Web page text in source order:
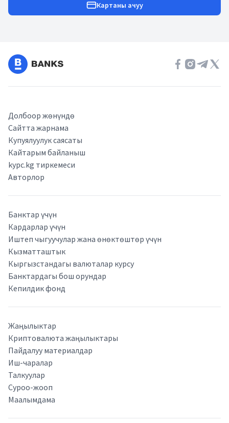
Картаны ачуу
Долбоор жөнүндө
Сайтта жарнама
Купуялуулук саясаты
Кайтарым байланыш
kypc.kg тиркемеси
Авторлор
Банктар үчүн
Кардарлар үчүн
Иштеп чыгуучулар жана өнөктөштөр үчүн
Кызматташтык
Кыргызстандагы валюталар курсу
Банктардагы бош орундар
Кепилдик фонд
Жаңылыктар
Криптовалюта жаңылыктары
Пайдалуу материалдар
Иш-чаралар
Талкуулар
Суроо-жооп
Маалымдама